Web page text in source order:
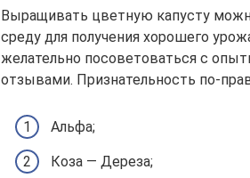
Выращивать цветную капусту
среду для получения хорошего
желательно посоветоваться с
отзывами. Признательность по-
Альфа;
Коза — Дереза;